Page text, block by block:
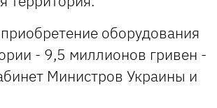
оборудования
- 9,5 миллионов гривен -
Министров Украины и